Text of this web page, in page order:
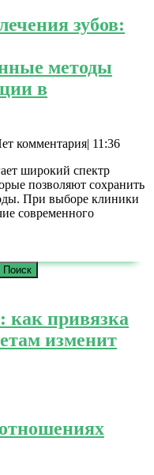
зубов:
методы
в
комментария| 11:36
широкий спектр
позволяют сохранить
При выборе клиники
современного
как привязка
изменит